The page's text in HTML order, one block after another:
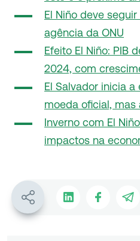
El Niño deve
agência da ONU
Efeito El Niño: PIB
2024, com
El Salvador inicia
moeda oficial, mas
Inverno com El
impactos na